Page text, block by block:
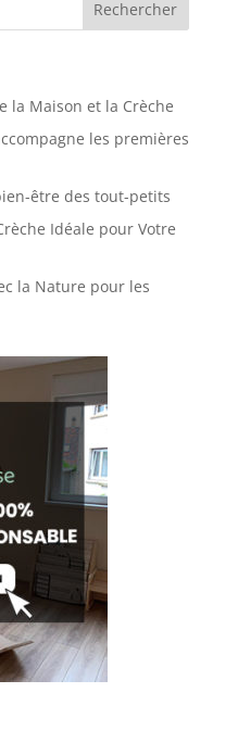
la Maison et la Crèche
les premières
être des tout-petits
Idéale pour Votre
la Nature pour les